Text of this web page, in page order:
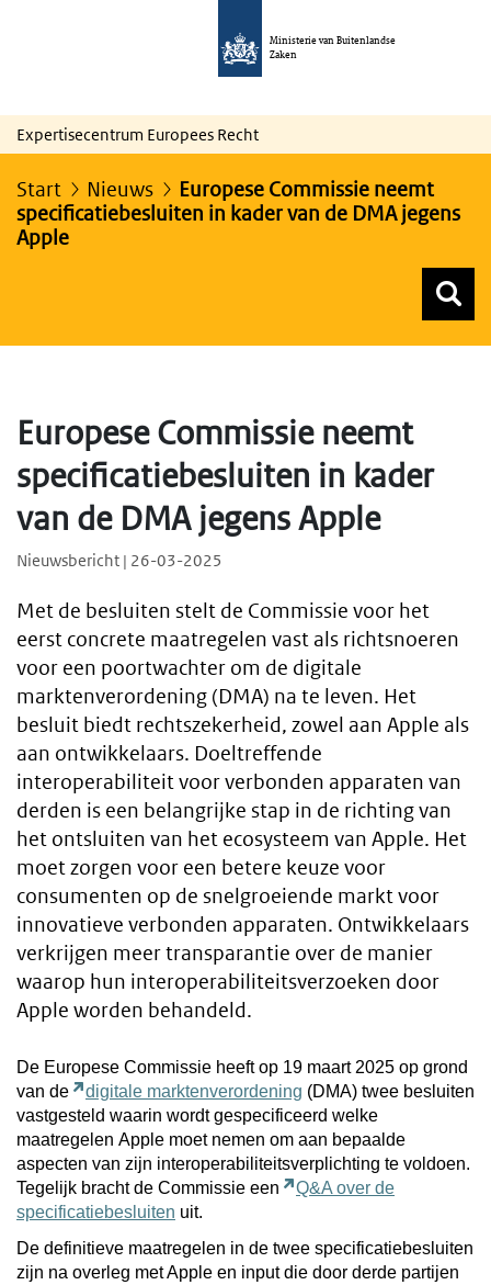
Ministerie van Buitenlandse
Zaken
Expertisecentrum Europees Recht
Start Nieuws
Europese Commissie neemt
specificatiebesluiten in kader van de DMA jegens
Apple
Europese Commissie neemt
specificatiebesluiten in kader
van de DMA jegens Apple
Nieuwsbericht | 26-03-2025
Met de besluiten stelt de Commissie voor het
eerst concrete maatregelen vast als richtsnoeren
voor een poortwachter om de digitale
marktenverordening (DMA) na te leven. Het
besluit biedt rechtszekerheid, zowel aan Apple als
aan ontwikkelaars. Doeltreffende
interoperabiliteit voor verbonden apparaten van
derden is een belangrijke stap in de richting van
het ontsluiten van het ecosysteem van Apple. Het
moet zorgen voor een betere keuze voor
consumenten op de snelgroeiende markt voor
innovatieve verbonden apparaten. Ontwikkelaars
verkrijgen meer transparantie over de manier
waarop hun interoperabiliteitsverzoeken door
Apple worden behandeld.
De Europese Commissie heeft op 19 maart 2025 op grond
van de
digitale marktenverordening (DMA) twee besluiten
vastgesteld waarin wordt gespecificeerd welke
maatregelen Apple moet nemen om aan bepaalde
aspecten van zijn interoperabiliteitsverplichting te voldoen.
Tegelijk bracht de Commissie een
Q&A over de
specificatiebesluiten uit.
De definitieve maatregelen in de twee specificatiebesluiten
zijn na overleg met Apple en input die door derde partijen